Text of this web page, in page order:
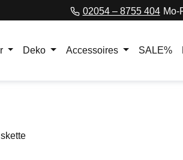
02054 – 8755 404 Mo-
Deko Accessoires SALE%